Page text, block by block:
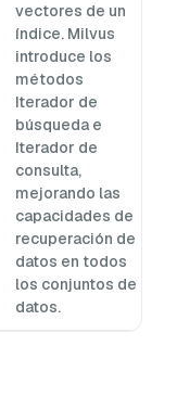
vectores de un
índice. Milvus
introduce los
métodos
Iterador de
búsqueda e
Iterador de
consulta,
mejorando las
capacidades de
recuperación de
datos en todos
los conjuntos de
datos.